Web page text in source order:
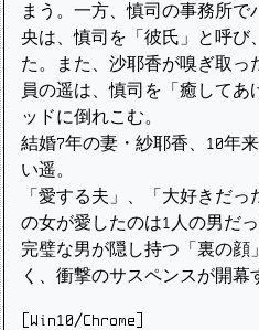
まう。一方、慎司の事務所
央は、慎司を「彼氏」と呼び
た。また、沙耶香が嗅ぎ取っ
員の遥は、慎司を「癒して
ッドに倒れこむ。
結婚7年の妻・紗耶香、10年
い遥。
「愛する夫」、「大好きだ
の女が愛したのは1人の男だっ
完璧な男が隠し持つ「裏の顔
く、衝撃のサスペンスが開幕
[Win10/Chrome]